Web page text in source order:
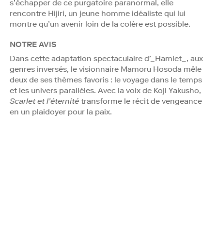
s’échapper de ce purgatoire paranormal, elle
rencontre Hijiri, un jeune homme idéaliste qui lui
montre qu’un avenir loin de la colère est possible.
NOTRE AVIS
Dans cette adaptation spectaculaire d’_Hamlet_, aux
genres inversés, le visionnaire Mamoru Hosoda mêle
deux de ses thèmes favoris : le voyage dans le temps
et les univers parallèles. Avec la voix de Koji Yakusho,
Scarlet et l’éternité transforme le récit de vengeance
en un plaidoyer pour la paix.